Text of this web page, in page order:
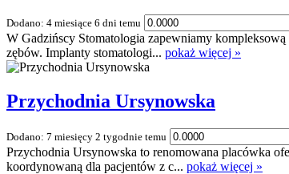
Dodano: 4 miesiące 6 dni temu
W Gadzińscy Stomatologia zapewniamy
zębów. Implanty stomatologi... pokaż więcej »
Przychodnia Ursynowska
Dodano: 7 miesięcy 2 tygodnie temu
Przychodnia Ursynowska to renomowana placówka
koordynowaną dla pacjentów z c... pokaż więcej »